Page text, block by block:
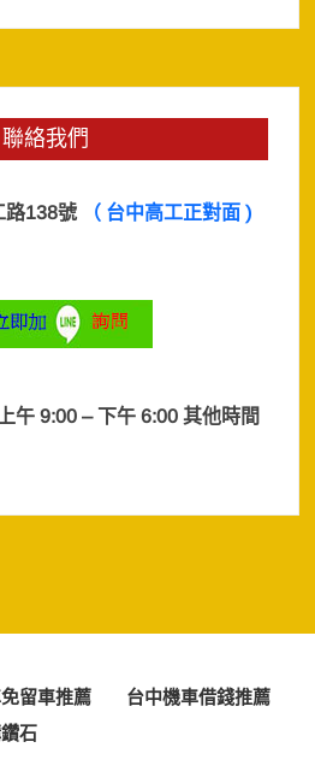
聯絡我們
路138號 （ 台中高工正對面 )
午 9:00 – 下午 6:00 其他時間
留車推薦
台中機車借錢推薦
石